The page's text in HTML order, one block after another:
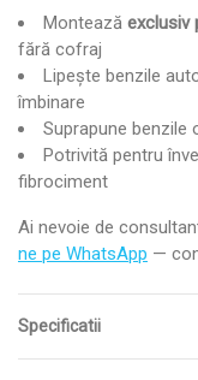
Montează exclusiv
fără cofraj
Lipește benzile
îmbinare
Suprapune benzile
Potrivită pentru
fibrociment
Ai nevoie de
ne pe WhatsApp —
Specificatii